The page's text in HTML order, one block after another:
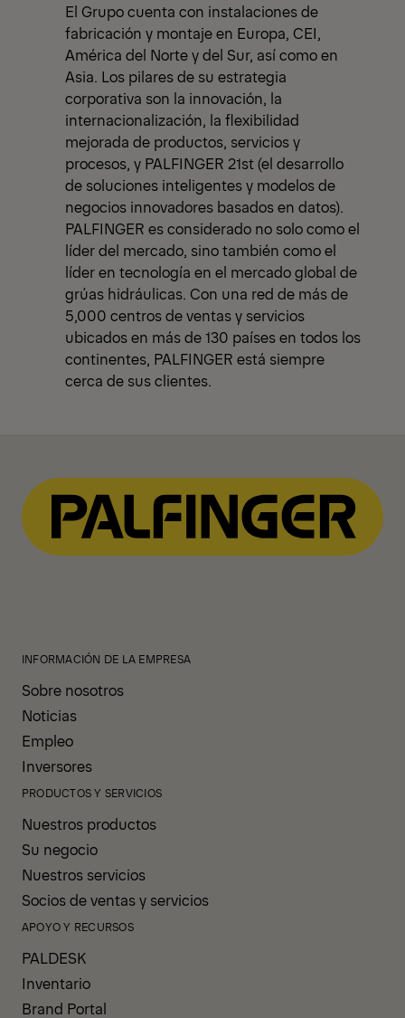
El Grupo cuenta con instalaciones de
fabricación y montaje en Europa, CEI,
América del Norte y del Sur, así como en
Asia. Los pilares de su estrategia
corporativa son la innovación, la
internacionalización, la flexibilidad
mejorada de productos, servicios y
procesos, y PALFINGER 21st (el desarrollo
de soluciones inteligentes y modelos de
negocios innovadores basados en datos).
PALFINGER es considerado no solo como el
líder del mercado, sino también como el
líder en tecnología en el mercado global de
grúas hidráulicas. Con una red de más de
5,000 centros de ventas y servicios
ubicados en más de 130 países en todos los
continentes, PALFINGER está siempre
cerca de sus clientes.
INFORMACIÓN DE LA EMPRESA
Sobre nosotros
Noticias
Empleo
Inversores
PRODUCTOS Y SERVICIOS
Nuestros productos
Su negocio
Nuestros servicios
Socios de ventas y servicios
APOYO Y RECURSOS
PALDESK
Inventario
Brand Portal